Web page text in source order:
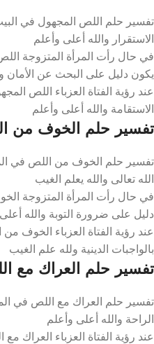
تفسير حلم اللص المجهول في
الاستقرار والله أعلى وأعلم
في حال رأت المرأة المتزوجة
يكون دليل على البحث عن الأمان
عند رؤية الفتاة العزباء اللص
الاستقامة والله أعلى وأعلم
تفسير حلم الخوف من
تفسير حلم الخوف من اللص في
الله تعالى والله يعلم الغيب
في حال رأت المرأة المتزوجة
دليل على ضرورة التوبة والله
عند رؤية الفتاة العزباء الخوف
بالواجبات الدينية ولله علم الغيب
تفسير حلم العراك مع
تفسير حلم العراك مع اللص في
الراحة والله أعلى وأعلم
عند رؤية الفتاة العزباء العراك